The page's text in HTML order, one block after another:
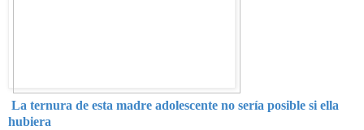
La ternura de esta madre adolescente no sería posible si ella
hubiera